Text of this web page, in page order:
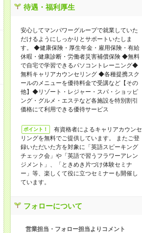
待遇・福利厚生
安⼼してマンパワーグループで就業していた
だけるようにしっかりとサポートいたしま
す。 ◆健康保険・厚⽣年⾦・雇⽤保険・有給
休暇・健康診断・労働者災害補償保険 ◆無料
で⾃宅で学習できるパソコントレーニング◆
無料キャリアカウンセリング ◆各種提携スク
ールのメニューを優待料⾦で受講など【その
他】◆リゾート・レジャー・スパ・ショッピ
ング・グルメ・エステなど各施設を特別割引
価格にて利⽤できる優待サービス
ポイント！
有資格者によるキャリアカウンセ
リングを無料でご提供しています。 またご登
録いただいた⽅を対象に「英語スピーキング
チェック会」や「英語で習うフラワーアレン
ジメント」、「ときめき⽚づけ体験セミナ
ー」等、楽しくて役に⽴つセミナーも開催し
ています。
フォローについて
営業担当・フォロー担当よりコメント